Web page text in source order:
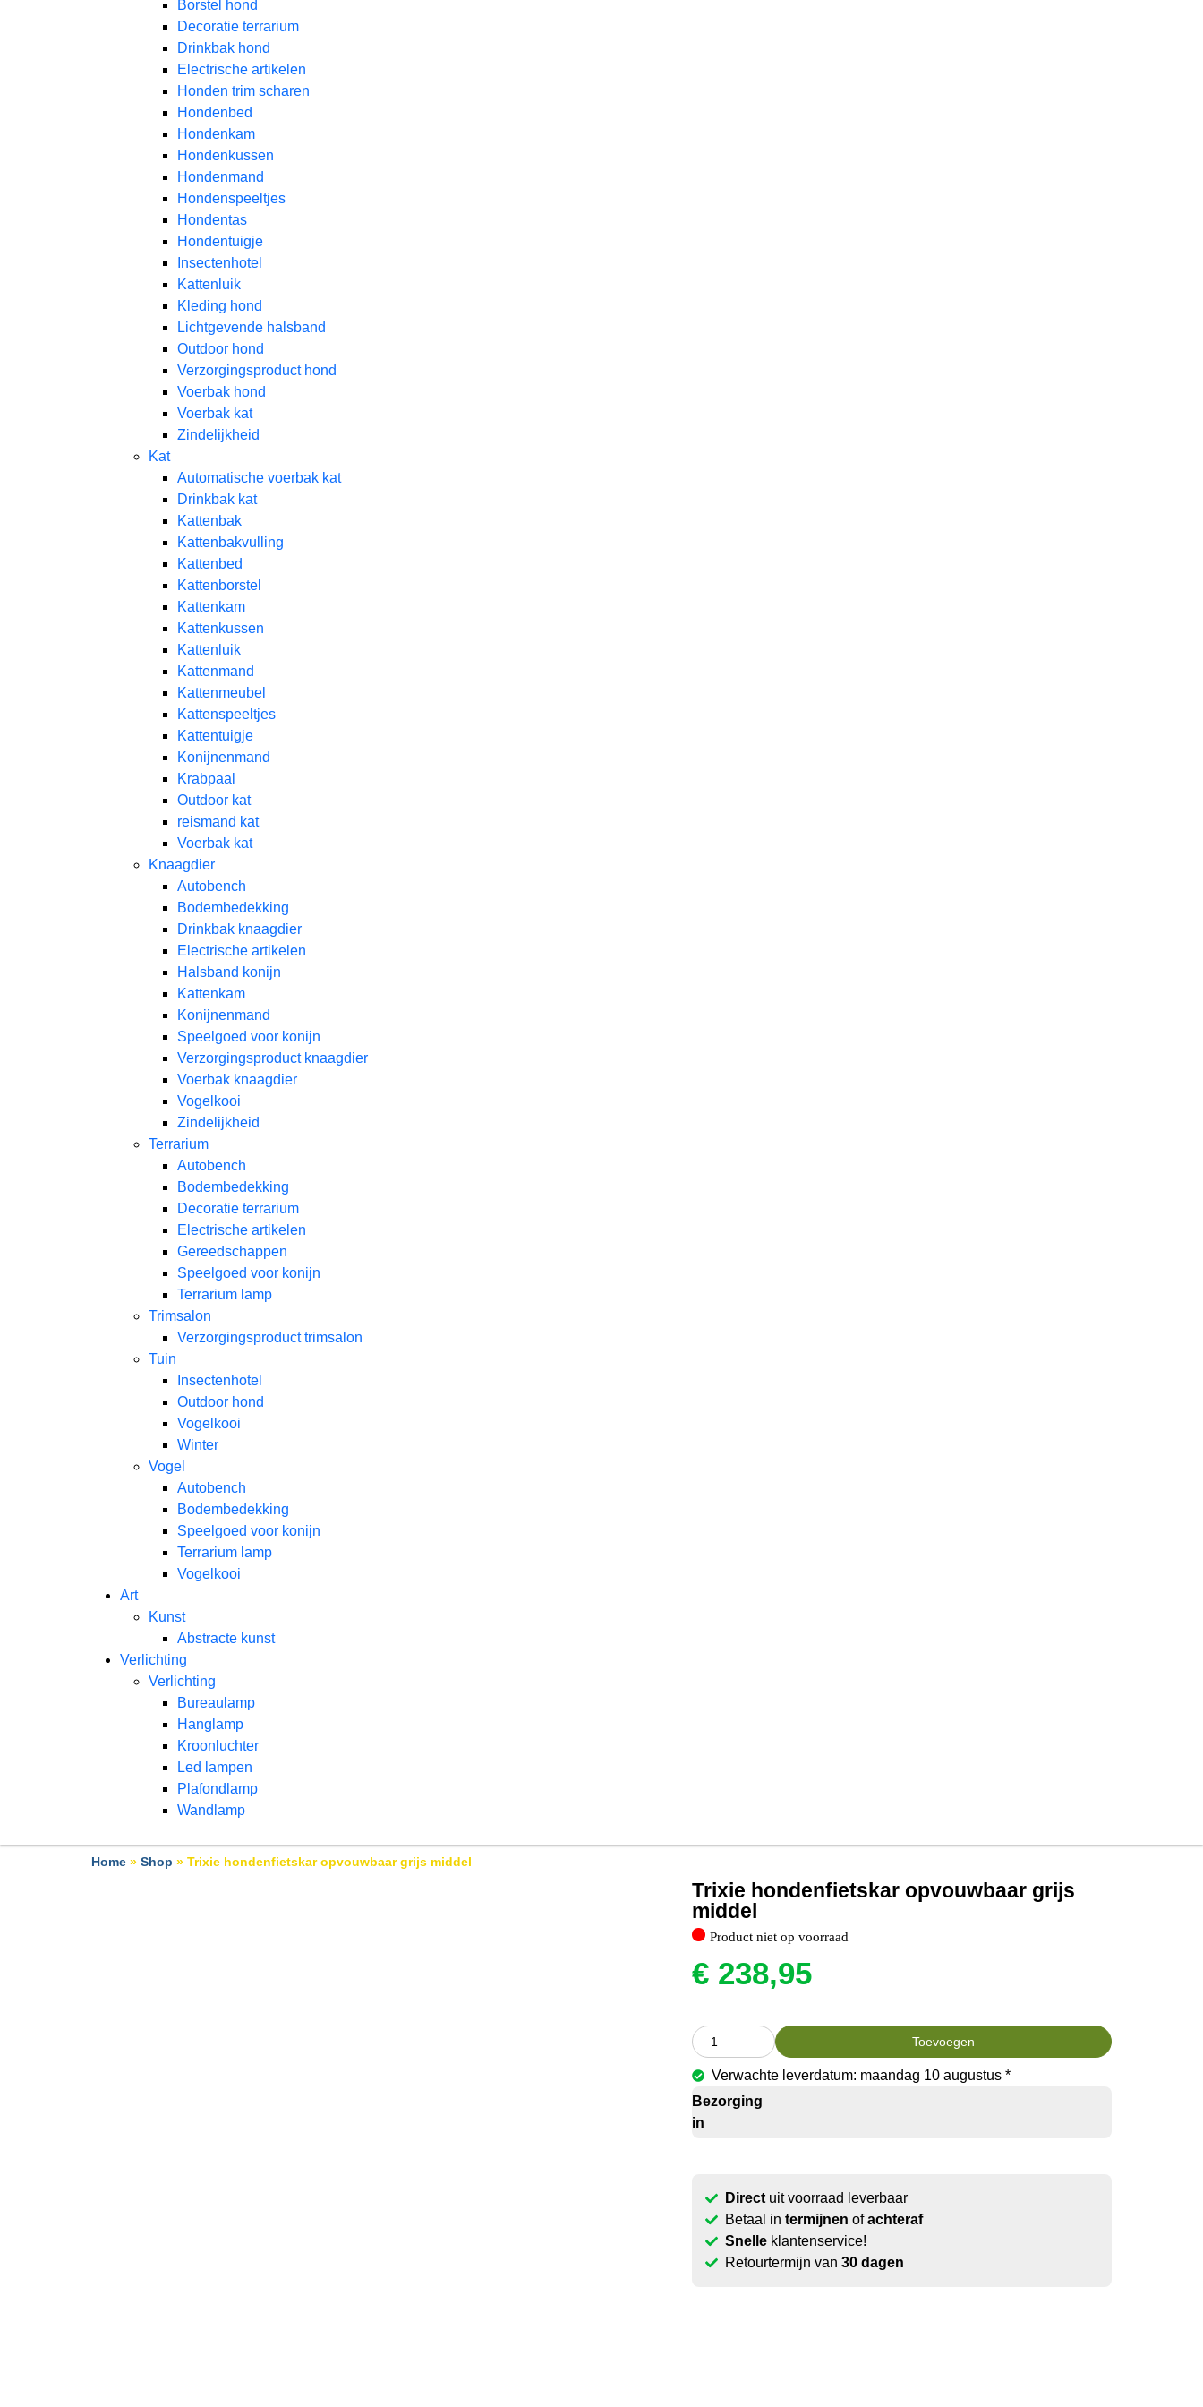
Borstel hond
Decoratie terrarium
Drinkbak hond
Electrische artikelen
Honden trim scharen
Hondenbed
Hondenkam
Hondenkussen
Hondenmand
Hondenspeeltjes
Hondentas
Hondentuigje
Insectenhotel
Kattenluik
Kleding hond
Lichtgevende halsband
Outdoor hond
Verzorgingsproduct hond
Voerbak hond
Voerbak kat
Zindelijkheid
Kat
Automatische voerbak kat
Drinkbak kat
Kattenbak
Kattenbakvulling
Kattenbed
Kattenborstel
Kattenkam
Kattenkussen
Kattenluik
Kattenmand
Kattenmeubel
Kattenspeeltjes
Kattentuigje
Konijnenmand
Krabpaal​
Outdoor kat
reismand kat​
Voerbak kat
Knaagdier
Autobench
Bodembedekking
Drinkbak knaagdier
Electrische artikelen
Halsband konijn
Kattenkam
Konijnenmand
Speelgoed voor konijn​
Verzorgingsproduct knaagdier
Voerbak knaagdier
Vogelkooi
Zindelijkheid
Terrarium
Autobench
Bodembedekking
Decoratie terrarium
Electrische artikelen
Gereedschappen
Speelgoed voor konijn
Terrarium lamp
Trimsalon
Verzorgingsproduct trimsalon
Tuin
Insectenhotel
Outdoor hond
Vogelkooi
Winter
Vogel
Autobench
Bodembedekking
Speelgoed voor konijn
Terrarium lamp
Vogelkooi
Art
Kunst
Abstracte kunst
Verlichting
Verlichting
Bureaulamp
Hanglamp
Kroonluchter
Led lampen
Plafondlamp
Wandlamp
Home » Shop » Trixie hondenfietskar opvouwbaar grijs middel
Trixie hondenfietskar opvouwbaar grijs
middel
Product niet op voorraad
€238,95
Toevoegen
Verwachte leverdatum: maandag 10 augustus *
Bezorging
in
Direct uit voorraad leverbaar
Betaal intermijnen ofachteraf
Snelle klantenservice!
Retourtermijn van30 dagen